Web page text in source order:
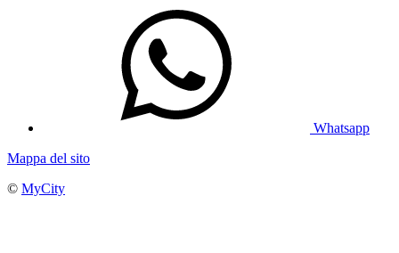
Whatsapp
Mappa del sito
© MyCity